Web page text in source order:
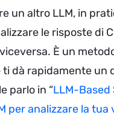
un altro LLM, in
le risposte di
È un
ti dà rapidamente un
parlo in “LLM-
per analizzare la tua